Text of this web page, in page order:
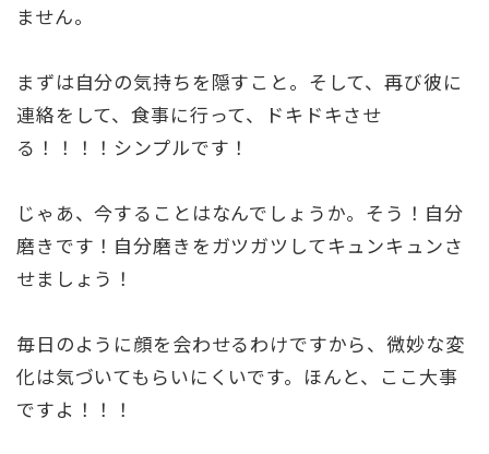
ません。
まずは自分の気持ちを隠すこと。そして、再び彼に
連絡をして、食事に行って、ドキドキさせ
る！！！！シンプルです！
じゃあ、今することはなんでしょうか。そう！自分
磨きです！自分磨きをガツガツしてキュンキュンさ
せましょう！
毎日のように顔を会わせるわけですから、微妙な変
化は気づいてもらいにくいです。ほんと、ここ大事
ですよ！！！